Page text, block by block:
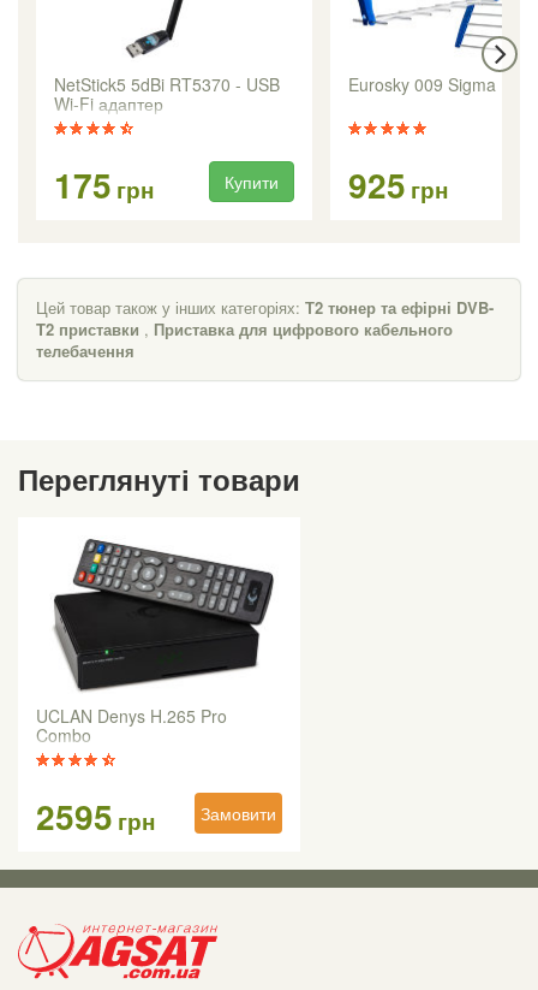
NetStick5 5dBi RT5370 - USB
Wi-Fi адаптер
175 грн Купити
Eurosky 009 Sigma
925 грн
Цей товар також у інших категоріях: Т2 тюнер та ефірні DVB-
T2 приставки , Приставка для цифрового кабельного
телебачення
Переглянуті товари
UCLAN Denys H.265 Pro
Combo
2595 грн Замовити